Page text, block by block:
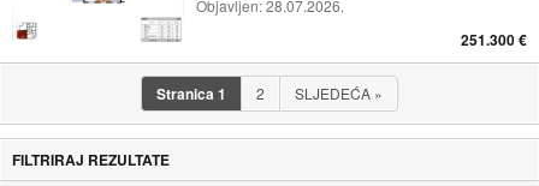
Objavljen:28.07.2026.
251.300 €
Stranica 1 2 SLJEDEĆA »
FILTRIRAJ REZULTATE